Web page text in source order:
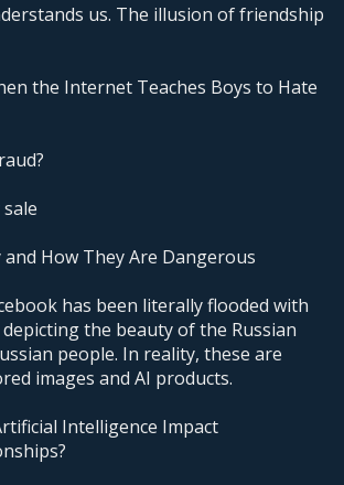
us. The illusion of friendship
the Internet Teaches Boys to Hate
How They Are Dangerous
has been literally flooded with
the beauty of the Russian
people. In reality, these are
images and AI products.
Intelligence Impact